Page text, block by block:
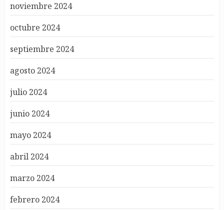
noviembre 2024
octubre 2024
septiembre 2024
agosto 2024
julio 2024
junio 2024
mayo 2024
abril 2024
marzo 2024
febrero 2024